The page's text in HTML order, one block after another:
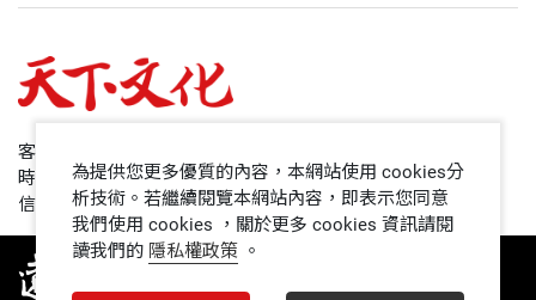
哈佛商業評論
領導影響力學院
1號課堂
客服專線：+886 2 2662-0012
時間：週一~週五9:00~12:30;13:30~17:00
信箱：service@cwgv.com.tw
為提供您更多優質的內容，本網站使用 cookies分
析技術。若繼續閱覽本網站內容，即表示您同意
我們使用 cookies ，關於更多 cookies 資訊請閱
讀我們的 隱私權政策 。